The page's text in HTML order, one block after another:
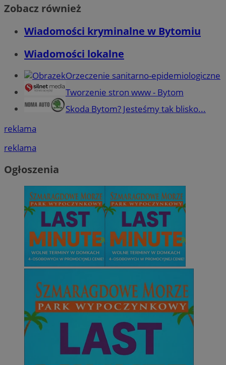
Zobacz również
Wiadomości kryminalne w Bytomiu
Wiadomości lokalne
Orzeczenie sanitarno-epidemiologiczne
Tworzenie stron www - Bytom
Skoda Bytom? Jesteśmy tak blisko...
reklama
reklama
Ogłoszenia